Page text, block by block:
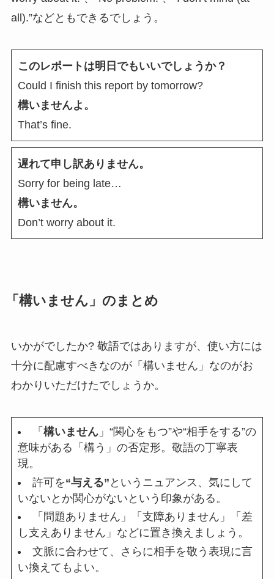
all).”などともできるでしょう。
このレポートは明日でもいいでしょうか？
Could I finish this report by tomorrow?
構いませんよ。
That’s fine.
遅れて申し訳ありません。
Sorry for being late…
構いません。
Don’t worry about it.
「構いません」のまとめ
いかがでしたか? 敬語ではありますが、使い方には
十分に配慮すべきなのが「構いません」なのがお
わかりいただけたでしょうか。
「 構いません」“関心をもつ”や“相手をする”の
意味がある「構う」の否定形。敬語の丁寧表
現。
許可を“与える” というニュアンス、気にして
いないとか関心がないという印象がある。
「問題ありません」「支障ありません」「差
し支えありません」などに置き換えましょう。
文脈に合わせて、さらに相手を敬う表現に言
い換えてもよい。